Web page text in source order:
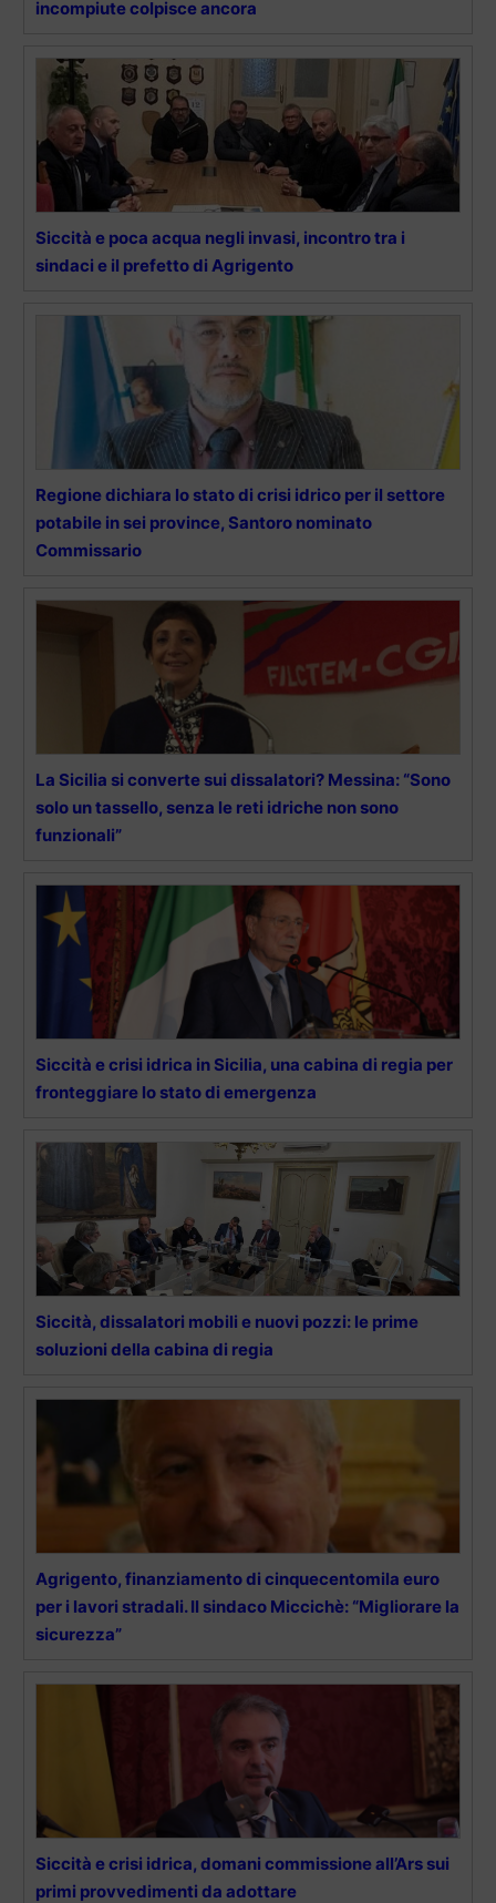
incompiute colpisce ancora
Siccità e poca acqua negli invasi, incontro tra i
sindaci e il prefetto di Agrigento
Regione dichiara lo stato di crisi idrico per il settore
potabile in sei province, Santoro nominato
Commissario
La Sicilia si converte sui dissalatori? Messina: “Sono
solo un tassello, senza le reti idriche non sono
funzionali”
Siccità e crisi idrica in Sicilia, una cabina di regia per
fronteggiare lo stato di emergenza
Siccità, dissalatori mobili e nuovi pozzi: le prime
soluzioni della cabina di regia
Agrigento, finanziamento di cinquecentomila euro
per i lavori stradali. Il sindaco Miccichè: “Migliorare la
sicurezza”
Siccità e crisi idrica, domani commissione all’Ars sui
primi provvedimenti da adottare